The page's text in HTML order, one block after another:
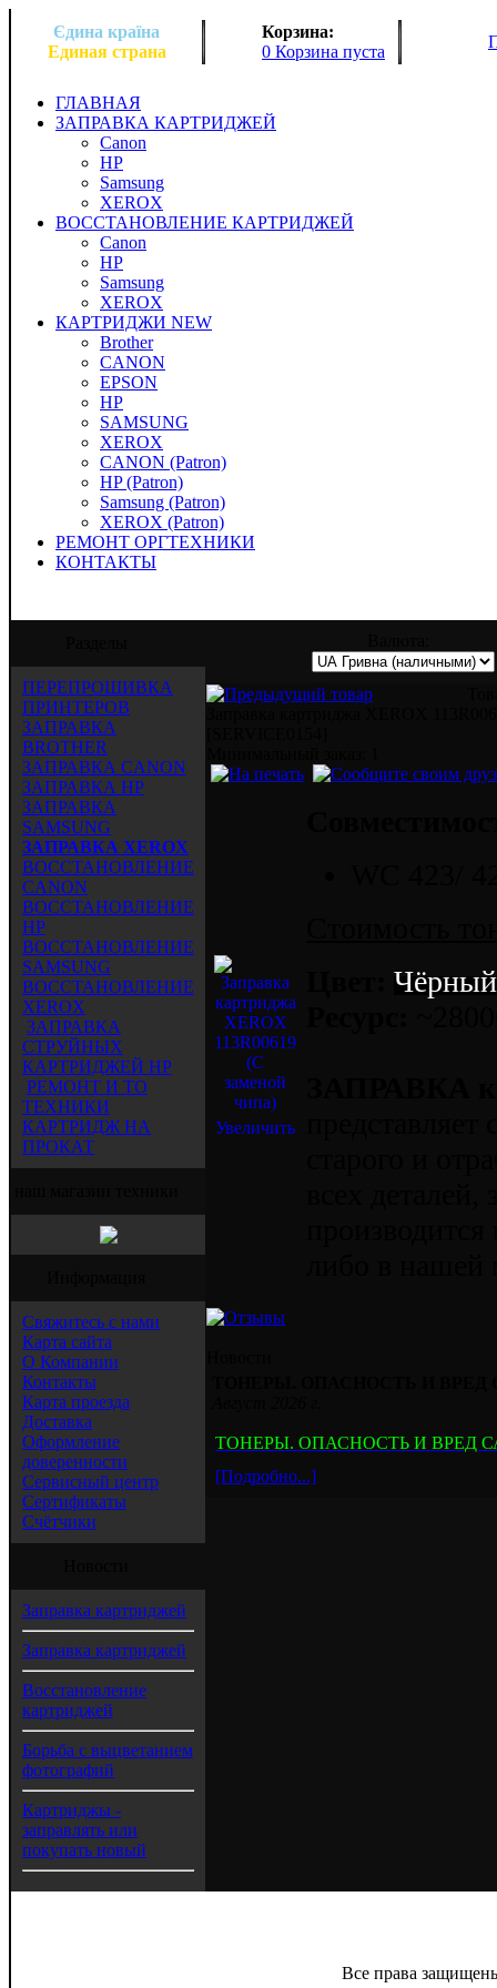
Єдина країна
Единая страна
Корзина:
0 Корзина пуста
ГЛАВНАЯ
ЗАПРАВКА КАРТРИДЖЕЙ
Canon
HP
Samsung
XEROX
ВОССТАНОВЛЕНИЕ КАРТРИДЖЕЙ
Canon
HP
Samsung
XEROX
КАРТРИДЖИ NEW
Brother
CANON
EPSON
HP
SAMSUNG
XEROX
CANON (Patron)
HP (Patron)
Samsung (Patron)
XEROX (Patron)
РЕМОНТ ОРГТЕХНИКИ
КОНТАКТЫ
ПЕРЕПРОШИВКА
ПРИНТЕРОВ
ЗАПРАВКА
BROTHER
ЗАПРАВКА CANON
ЗАПРАВКА HP
ЗАПРАВКА
SAMSUNG
ЗАПРАВКА XEROX
ВОССТАНОВЛЕНИЕ
CANON
ВОССТАНОВЛЕНИЕ
HP
ВОССТАНОВЛЕНИЕ
SAMSUNG
ВОССТАНОВЛЕНИЕ
XEROX
ЗАПРАВКА
СТРУЙНЫХ
КАРТРИДЖЕЙ HP
РЕМОНТ И ТО
ТЕХНИКИ
КАРТРИДЖ НА
ПРОКАТ
Свяжитесь с нами
Карта сайта
О Компании
Контакты
Карта проезда
Доставка
Оформление
доверенности
Сервисный центр
Сертификаты
Счётчики
Заправка картриджей
Заправка картриджей
Восстановление
картриджей
Борьба с выцветанием
фотографий
Картриджы -
заправлять или
покупать новый
Увеличить
Чёрный
ТОНЕРЫ. ОПАСНОСТЬ И ВРЕД
[Подробно...]
Все права